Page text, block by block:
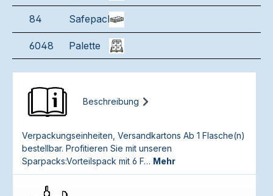
84 Safepack
6048 Palette
Beschreibung
Verpackungseinheiten, Versandkartons Ab 1 Flasche(n)
bestellbar. Profitieren Sie mit unseren
Sparpacks:Vorteilspack mit 6 F… Mehr